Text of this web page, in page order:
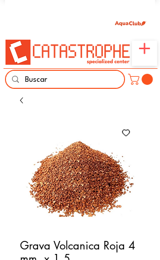
Grava Volcanica Roja 4